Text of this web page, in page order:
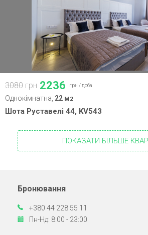
3080 грн 2236 грн / доба
Однокімнатна, 22 м2
Шота Руставелі 44, KV543
ПОКАЗАТИ БІЛЬШЕ
Бронювання
+380 44 228 55 11
Пн-Нд: 8:00 - 23:00